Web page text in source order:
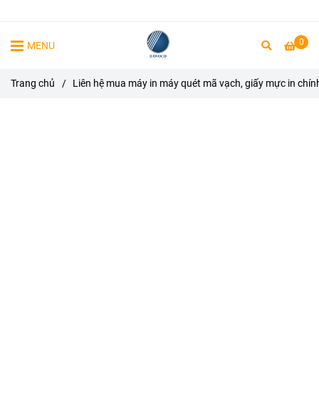
0
MENU
Trang chủ / Liên hệ mua máy in máy quét mã vạch, giấy mực in